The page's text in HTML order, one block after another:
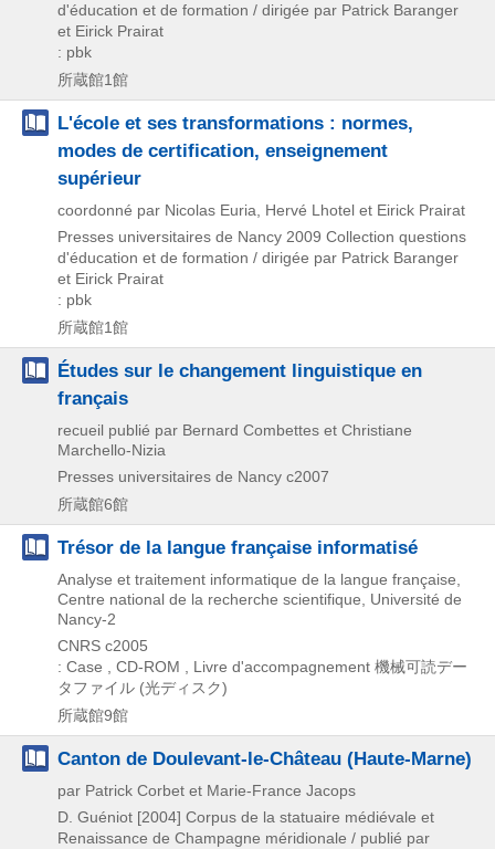
d'éducation et de formation / dirigée par Patrick Baranger
et Eirick Prairat
: pbk
所蔵館1館
L'école et ses transformations : normes,
modes de certification, enseignement
supérieur
coordonné par Nicolas Euria, Hervé Lhotel et Eirick Prairat
Presses universitaires de Nancy 2009 Collection questions
d'éducation et de formation / dirigée par Patrick Baranger
et Eirick Prairat
: pbk
所蔵館1館
Études sur le changement linguistique en
français
recueil publié par Bernard Combettes et Christiane
Marchello-Nizia
Presses universitaires de Nancy c2007
所蔵館6館
Trésor de la langue française informatisé
Analyse et traitement informatique de la langue française,
Centre national de la recherche scientifique, Université de
Nancy-2
CNRS c2005
: Case , CD-ROM , Livre d'accompagnement 機械可読デー
タファイル (光ディスク)
所蔵館9館
Canton de Doulevant-le-Château (Haute-Marne)
par Patrick Corbet et Marie-France Jacops
D. Guéniot [2004] Corpus de la statuaire médiévale et
Renaissance de Champagne méridionale / publié par